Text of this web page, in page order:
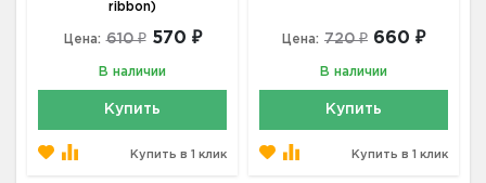
ribbon)
Цена: 610 ₽ 570 ₽
В наличии
Купить
Купить в 1 клик
Цена: 720 ₽ 660 ₽
В наличии
Купить
Купить в 1 клик